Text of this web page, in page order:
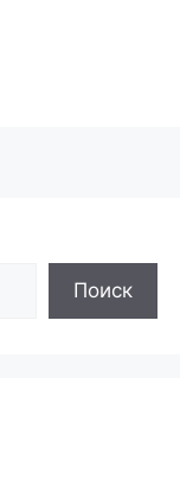
Поиск